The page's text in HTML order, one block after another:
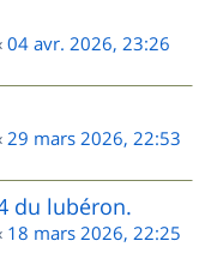
04 avr. 2026, 23:26
29 mars 2026, 22:53
du lubéron.
18 mars 2026, 22:25